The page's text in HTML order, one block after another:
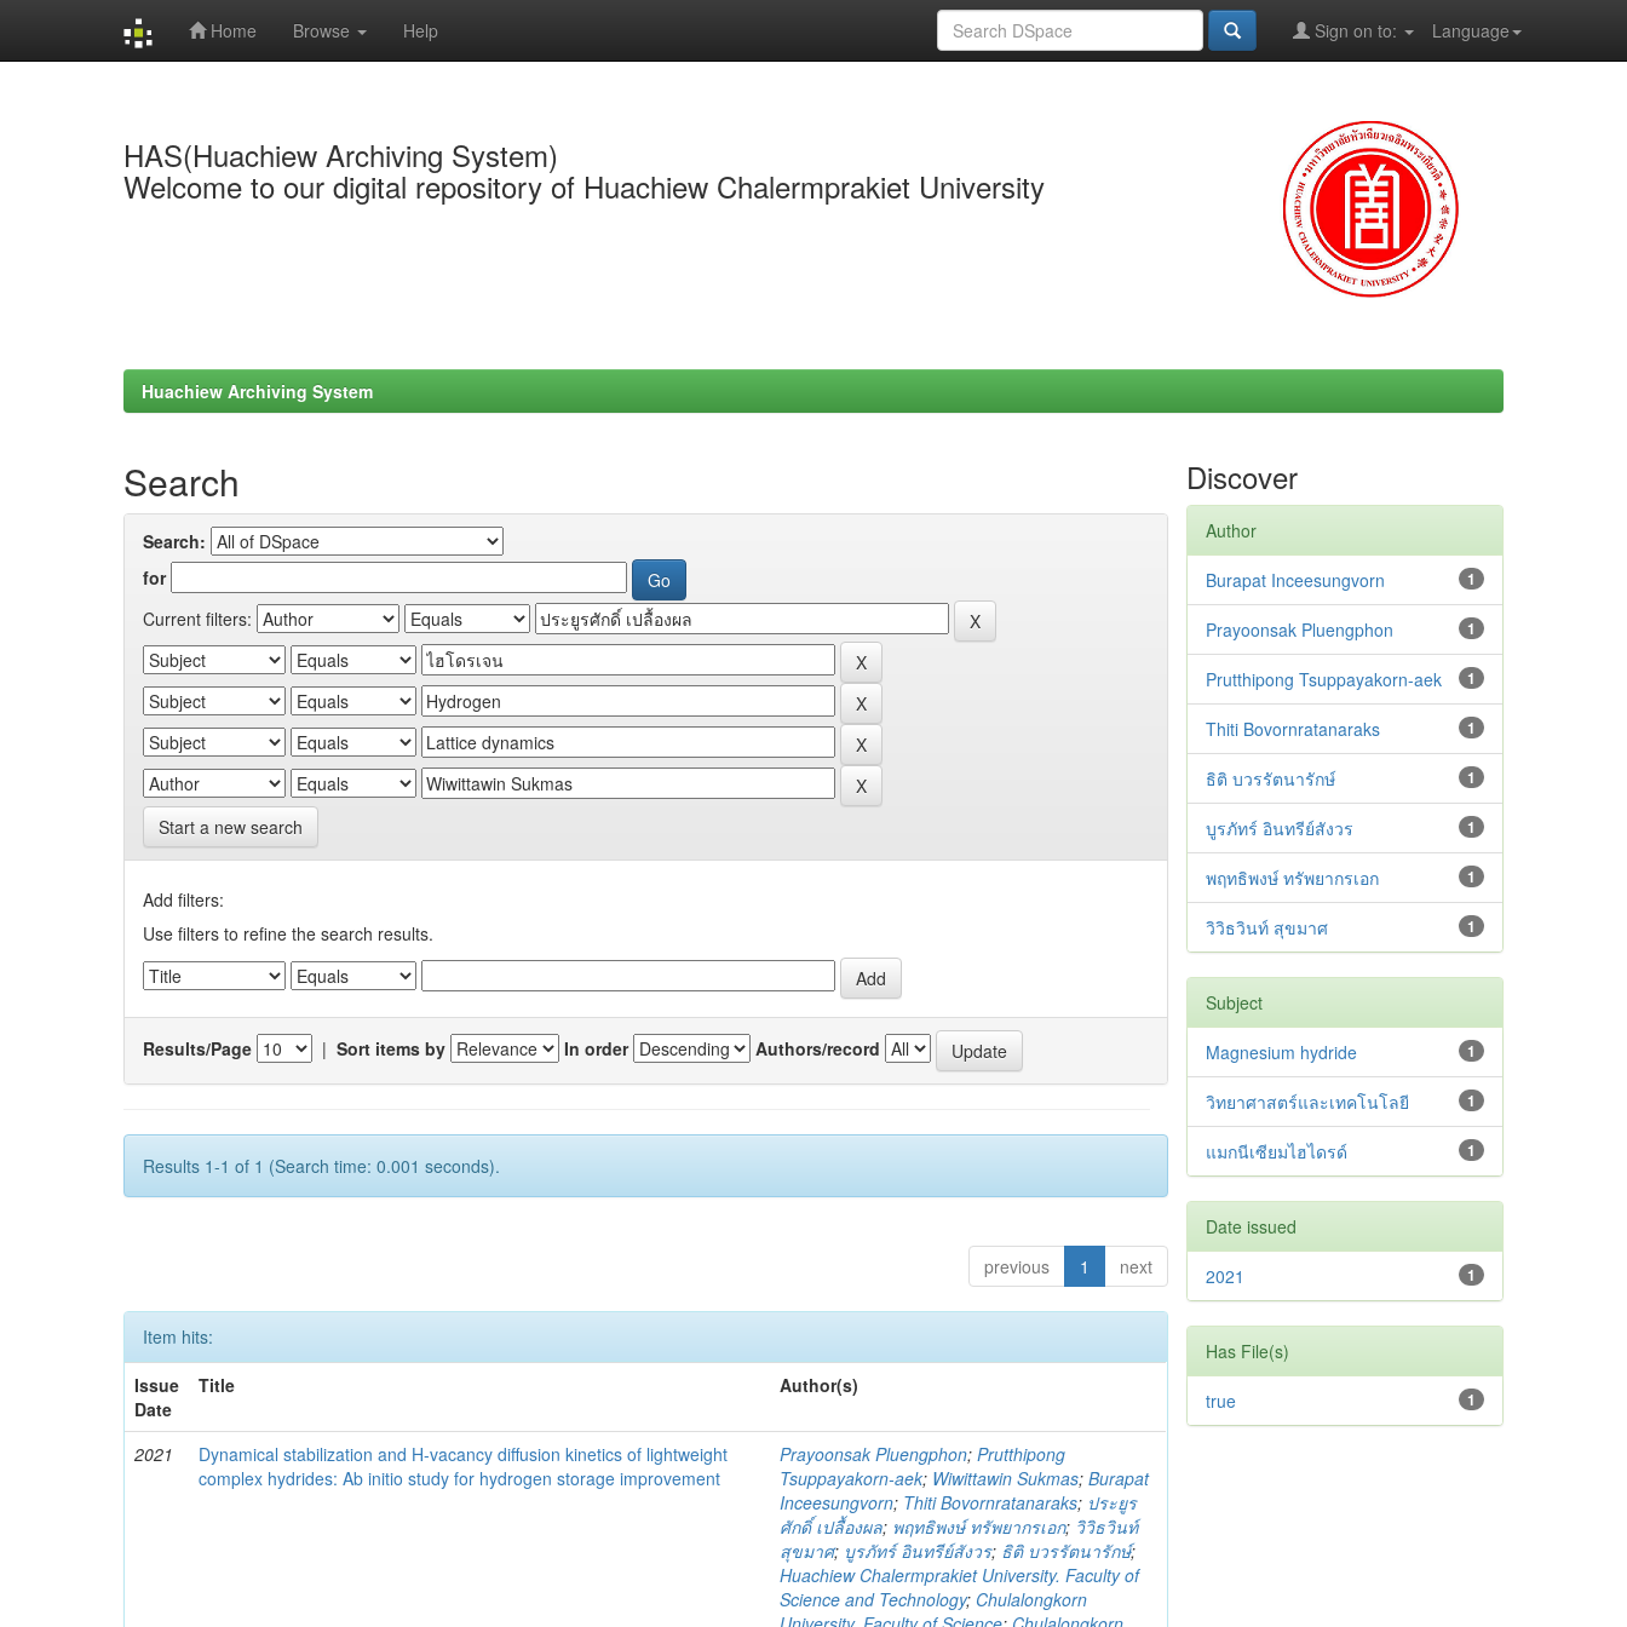
Home Browse Help Language
Sign on to:
HAS(Huachiew Archiving System)
Welcome to our digital repository of Huachiew Chalermprakiet University
Huachiew Archiving System
Search
Search:
for
Current filters:
Start a new search
Add filters:
Use filters to refine the search results.
Results/Page | Sort items by In order Authors/record
Results 1-1 of 1 (Search time: 0.001 seconds).
previous 1 next
Item hits:
Issue
Date
Title Author(s)
2021
Dynamical stabilization and H-vacancy diffusion kinetics of lightweight
complex hydrides: Ab initio study for hydrogen storage improvement
Prayoonsak Pluengphon;Prutthipong
Tsuppayakorn-aek; Wiwittawin Sukmas;Burapat
Inceesungvorn; Thiti Bovornratanaraks; ประยูร
ศักดิ์ เปลื้องผล; พฤทธิพงษ์ ทรัพยากรเอก; วิวิธวินท์
สุขมาศ; บูรภัทร์ อินทรีย์สังวร; ธิติ บวรรัตนารักษ์;
Huachiew Chalermprakiet University. Faculty of
Science and Technology; Chulalongkorn
Discover
Author
1
Burapat Inceesungvorn
1
Prayoonsak Pluengphon
1
Prutthipong Tsuppayakorn-aek
1
Thiti Bovornratanaraks
1
ธิติ บวรรัตนารักษ์
1
บูรภัทร์ อินทรีย์สังวร
1
พฤทธิพงษ์ ทรัพยากรเอก
1
วิวิธวินท์ สุขมาศ
Subject
1
Magnesium hydride
1
วิทยาศาสตร์และเทคโนโลยี
1
แมกนีเซียมไฮไดรด์
Date issued
1
2021
Has File(s)
1
true